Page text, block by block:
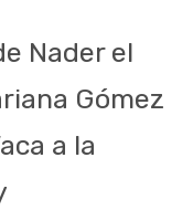
Nader el
Gómez
a la